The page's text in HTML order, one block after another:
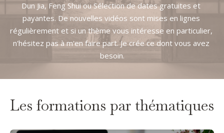
Dun Jia, Feng Shui ou Sélection de dates gratuites et
payantes. De nouvelles vidéos sont mises en lignes
régulièrement et si un thème vous intéresse en particulier,
n'hésitez pas à m'en faire part. Je crée ce dont vous avez
besoin.
Les formations par thématiques